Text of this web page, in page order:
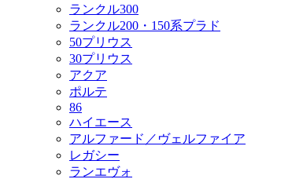
ランクル300
ランクル200・150系プラド
50プリウス
30プリウス
アクア
ポルテ
86
ハイエース
アルファード／ヴェルファイア
レガシー
ランエヴォ